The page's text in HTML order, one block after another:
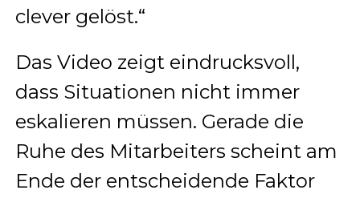
clever gelöst.“
Das Video zeigt eindrucksvoll,
dass Situationen nicht immer
eskalieren müssen. Gerade die
Ruhe des Mitarbeiters scheint am
Ende der entscheidende Faktor